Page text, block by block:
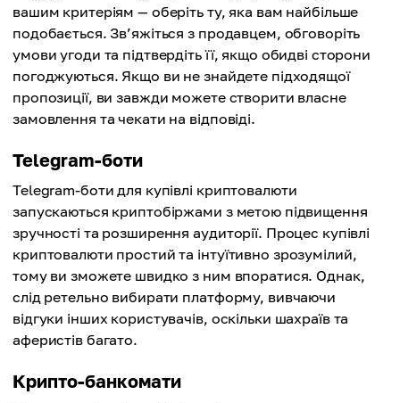
вашим критеріям — оберіть ту, яка вам найбільше
подобається. Зв’яжіться з продавцем, обговоріть
умови угоди та підтвердіть її, якщо обидві сторони
погоджуються. Якщо ви не знайдете підходящої
пропозиції, ви завжди можете створити власне
замовлення та чекати на відповіді.
Telegram-боти
Telegram-боти для купівлі криптовалюти
запускаються криптобіржами з метою підвищення
зручності та розширення аудиторії. Процес купівлі
криптовалюти простий та інтуїтивно зрозумілий,
тому ви зможете швидко з ним впоратися. Однак,
слід ретельно вибирати платформу, вивчаючи
відгуки інших користувачів, оскільки шахраїв та
аферистів багато.
Крипто-банкомати